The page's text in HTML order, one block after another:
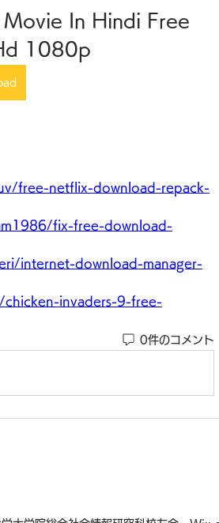
In Hindi Free
1080p
free-netflix-download-repack-
fix-free-download-
internet-download-manager-
invaders-9-free-
0件のコメント